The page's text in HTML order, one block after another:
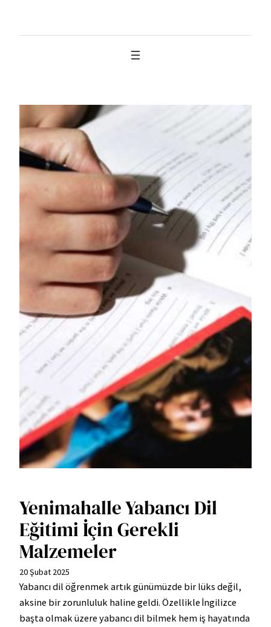
Yenimahalle Yabancı Dil
Eğitimi İçin Gerekli
Malzemeler
20 Şubat 2025
Yabancı dil öğrenmek artık günümüzde bir lüks değil,
aksine bir zorunluluk haline geldi. Özellikle İngilizce
başta olmak üzere yabancı dil bilmek hem iş hayatında